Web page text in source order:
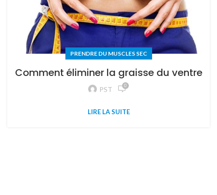
PRENDRE DU MUSCLES SEC
Comment éliminer la graisse du ventre
PST 0
LIRE LA SUITE